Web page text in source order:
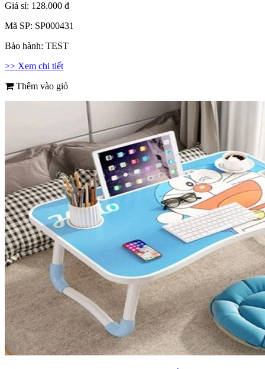
Giá sỉ: 128.000 đ
Mã SP: SP000431
Bảo hành: TEST
>> Xem chi tiết
Thêm vào giỏ